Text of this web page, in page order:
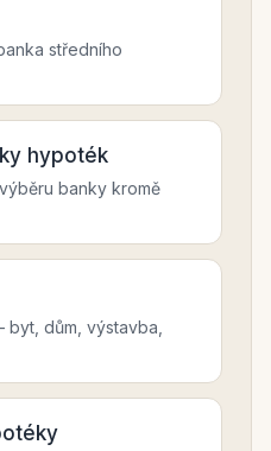
středního
hypoték
banky kromě
dům, výstavba,